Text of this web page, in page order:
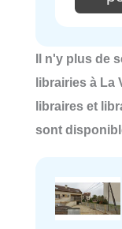
Il n'y plus de
librairies à La
libraires et
sont